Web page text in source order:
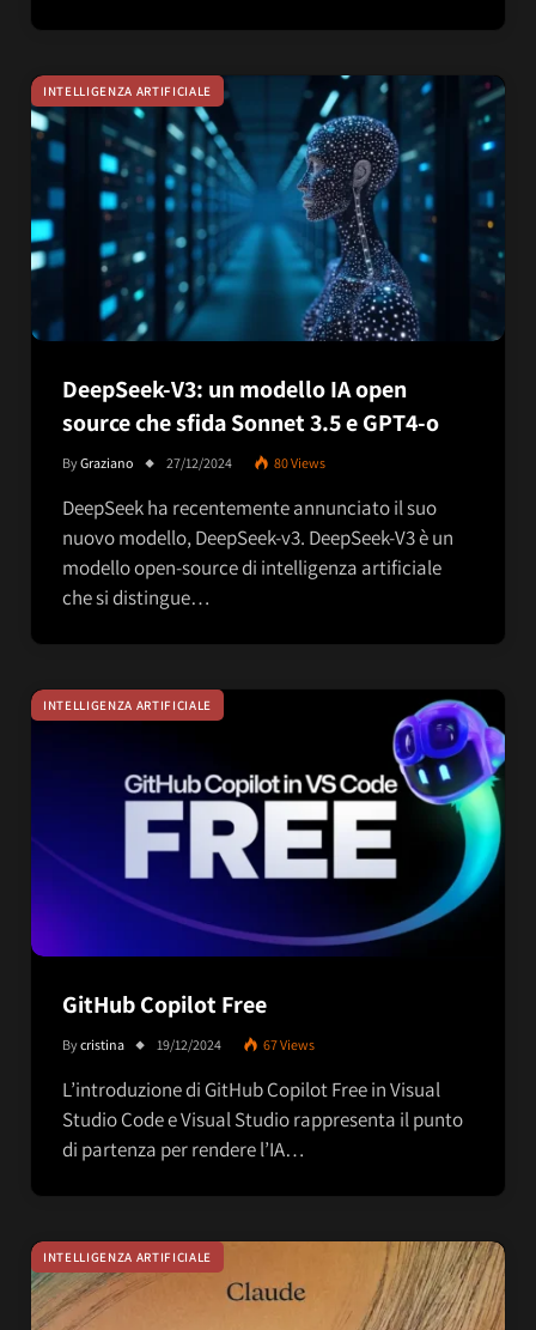
INTELLIGENZA ARTIFICIALE
DeepSeek-V3: un modello IA open
source che sfida Sonnet 3.5 e GPT4-o
ByGraziano 27/12/2024 80Views
DeepSeek ha recentemente annunciato il suo
nuovo modello, DeepSeek-v3. DeepSeek-V3 è un
modello open-source di intelligenza artificiale
che si distingue…
INTELLIGENZA ARTIFICIALE
GitHub Copilot Free
Bycristina 19/12/2024 67Views
L’introduzione di GitHub Copilot Free in Visual
Studio Code e Visual Studio rappresenta il punto
di partenza per rendere l’IA…
INTELLIGENZA ARTIFICIALE